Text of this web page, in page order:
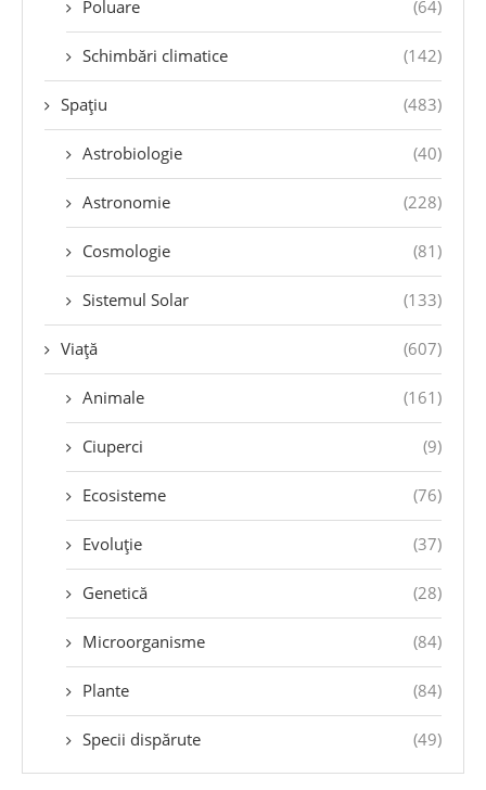
Poluare (64)
Schimbări climatice (142)
Spațiu (483)
Astrobiologie (40)
Astronomie (228)
Cosmologie (81)
Sistemul Solar (133)
Viață (607)
Animale (161)
Ciuperci (9)
Ecosisteme (76)
Evoluție (37)
Genetică (28)
Microorganisme (84)
Plante (84)
Specii dispărute (49)